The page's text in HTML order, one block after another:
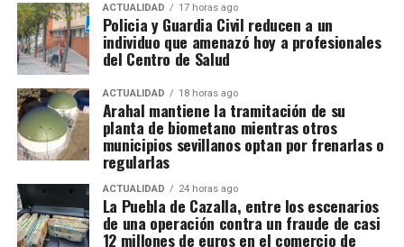
La dimensión del trabajo policial y tributario queda
reflejada en otro dato: los investigadores analizaron
movimientos relacionados con 173 cuentas
bancarias. A partir de esa documentación detectaron
importantes volúmenes de alcohol procedentes de
depósitos fiscales de otros países de la Unión
Europea, principalmente Países Bajos y Portugal,
españoles.
El mecanismo investigado aprovechaba el régimen
Diputación de Sevilla y de la Junta de Andalucía,
cuyas ayudas, según ha señalado, «nos hacen
fortalecer un festival que está totalmente
consolidado en la comarca y que va ganando día a
día importancia».
El delegado ha puesto en valor el cartel de esta
edición, asegurando que «está caracterizado por ese
equilibrio y esa diferencia de voces y también de
estilos», lo que permitirá ofrecer al público una
propuesta variada.
ACTUALIDAD 17 horas ago
Policia y Guardia Civil reducen a un
individuo que amenazó hoy a profesionales
del Centro de Salud
ACTUALIDAD 18 horas ago
Arahal mantiene la tramitación de su
planta de biometano mientras otros
municipios sevillanos optan por frenarlas o
regularlas
ACTUALIDAD 24 horas ago
La Puebla de Cazalla, entre los escenarios
de una operación contra un fraude de casi
12 millones de euros en el comercio de